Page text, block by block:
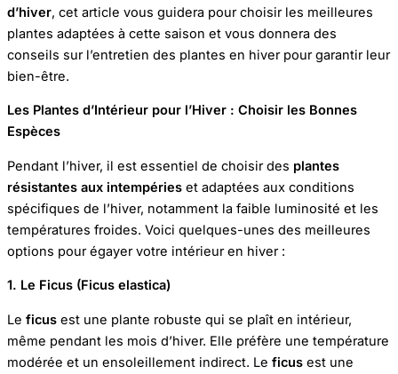
d’hiver, cet article vous guidera pour choisir les meilleures
plantes adaptées à cette saison et vous donnera des
conseils sur l’entretien des plantes en hiver pour garantir leur
bien-être.
Les Plantes d’Intérieur pour l’Hiver : Choisir les Bonnes
Espèces
Pendant l’hiver, il est essentiel de choisir des plantes
résistantes aux intempéries et adaptées aux conditions
spécifiques de l’hiver, notamment la faible luminosité et les
températures froides. Voici quelques-unes des meilleures
options pour égayer votre intérieur en hiver :
1. Le Ficus (Ficus elastica)
Le ficus est une plante robuste qui se plaît en intérieur,
même pendant les mois d’hiver. Elle préfère une température
modérée et un ensoleillement indirect. Le ficus est une